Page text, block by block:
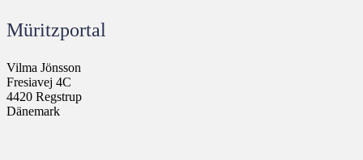
Müritzportal
Vilma Jönsson
Fresiavej 4C
4420 Regstrup
Dänemark